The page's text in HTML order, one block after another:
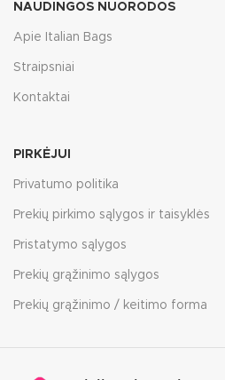
NAUDINGOS NUORODOS
Apie Italian Bags
Straipsniai
Kontaktai
PIRKĖJUI
Privatumo politika
Prekių pirkimo sąlygos ir taisyklės
Pristatymo sąlygos
Prekių grąžinimo sąlygos
Prekių grąžinimo / keitimo forma